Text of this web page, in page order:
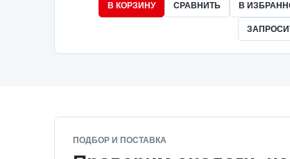
В КОРЗИНУ СРАВНИТЬ В
ПОДБОР И ПОСТАВКА